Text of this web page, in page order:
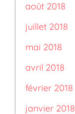
août 2018
juillet 2018
mai 2018
avril 2018
février 2018
janvier 2018